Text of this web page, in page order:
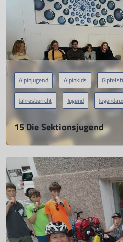
mehr erfahren
Alpinjugend Alpinkids
Jahresbericht Jugend
15 Die Sektionsjugend
Der Jugendreferent berichtet!
mehr erfahren